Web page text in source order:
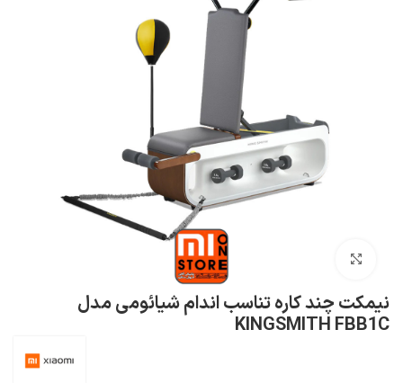
نیمکت چند کاره تناسب اندام شیائومی مدل
KINGSMITH FBB1C